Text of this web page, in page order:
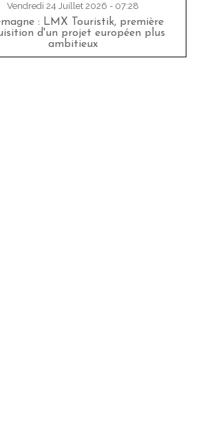
Vendredi 24 Juillet 2026 - 07:28
: LMX Touristik, première
d'un projet européen plus
ambitieux